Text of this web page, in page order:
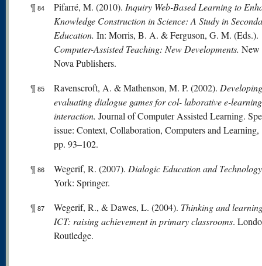
¶ 84 Pifarré, M. (2010). Inquiry Web-Based Learning to
Knowledge Construction in Science: A Study in
Education. In: Morris, B. A. & Ferguson, G. M. (Eds.).
Computer-Assisted Teaching: New Developments. New
Nova Publishers.
¶ 85 Ravenscroft, A. & Mathenson, M. P. (2002).
evaluating dialogue games for col- laborative e-learning
interaction. Journal of Computer Assisted Learning.
issue: Context, Collaboration, Computers and Learning,
pp. 93–102.
¶ 86 Wegerif, R. (2007). Dialogic Education and
York: Springer.
¶ 87 Wegerif, R., & Dawes, L. (2004). Thinking and
ICT: raising achievement in primary classrooms.
Routledge.